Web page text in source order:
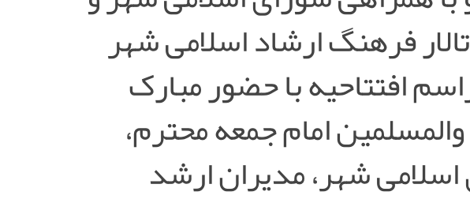
فرهنگ ارشاد اسلامی شهر
افتتاحیه با حضور مبارک
امام جمعه محترم،
شهر، مدیران ارشد